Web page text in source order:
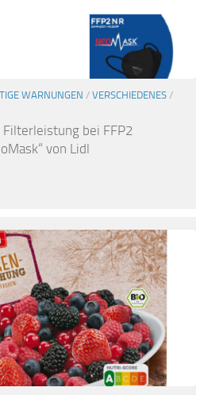
WARNUNGEN / VERSCHIEDENES /
bei FFP2
von Lidl